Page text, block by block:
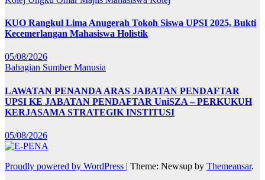
KUO Rangkul Lima Anugerah Tokoh Siswa UPSI 2025, Bukti
Kecemerlangan Mahasiswa Holistik
05/08/2026
Bahagian Sumber Manusia
LAWATAN PENANDA ARAS JABATAN PENDAFTAR
UPSI KE JABATAN PENDAFTAR UniSZA – PERKUKUH
KERJASAMA STRATEGIK INSTITUSI
05/08/2026
Proudly powered by WordPress | Theme: Newsup by Themeansar.